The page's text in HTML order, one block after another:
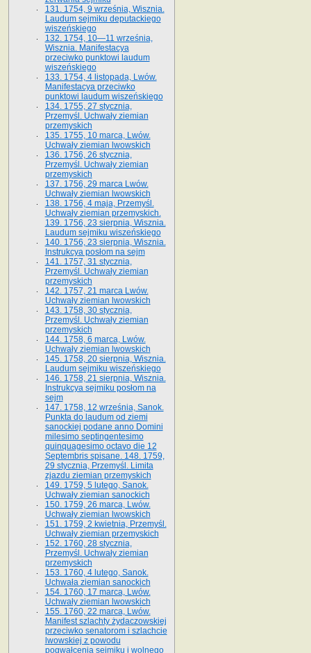
131. 1754, 9 września, Wisznia.
Laudum sejmiku deputackiego
wiszeńskiego
132. 1754, 10—11 września,
Wisznia. Manifestacya
przeciwko punktowi laudum
wiszeńskiego
133. 1754, 4 listopada, Lwów.
Manifestacya przeciwko
punktowi laudum wiszeńskiego
134. 1755, 27 stycznia,
Przemyśl. Uchwały ziemian
przemyskich
135. 1755, 10 marca, Lwów.
Uchwały ziemian lwowskich
136. 1756, 26 stycznia,
Przemyśl. Uchwały ziemian
przemyskich
137. 1756, 29 marca Lwów.
Uchwały ziemian lwowskich
138. 1756, 4 maja, Przemyśl.
Uchwały ziemian przemyskich.
139. 1756, 23 sierpnia, Wisznia.
Laudum sejmiku wiszeńskiego
140. 1756, 23 sierpnia, Wisznia.
Instrukcya posłom na sejm
141. 1757, 31 stycznia,
Przemyśl. Uchwały ziemian
przemyskich
142. 1757, 21 marca Lwów.
Uchwały ziemian lwowskich
143. 1758, 30 stycznia,
Przemyśl. Uchwały ziemian
przemyskich
144. 1758, 6 marca, Lwów.
Uchwały ziemian lwowskich
145. 1758, 20 sierpnia, Wisznia.
Laudum sejmiku wiszeńskiego
146. 1758, 21 sierpnia, Wisznia.
Instrukcya sejmiku posłom na
sejm
147. 1758, 12 września, Sanok.
Punkta do laudum od ziemi
sanockiej podane anno Domini
milesimo septingentesimo
quinquagesimo octavo die 12
Septembris spisane. 148. 1759,
29 stycznia, Przemyśl. Limita
zjazdu ziemian przemyskich
149. 1759, 5 lutego, Sanok.
Uchwały ziemian sanockich
150. 1759, 26 marca, Lwów.
Uchwały ziemian lwowskich
151. 1759, 2 kwietnia, Przemyśl.
Uchwały ziemian przemyskich
152. 1760, 28 stycznia,
Przemyśl. Uchwały ziemian
przemyskich
153. 1760, 4 lutego, Sanok.
Uchwała ziemian sanockich
154. 1760, 17 marca, Lwów.
Uchwały ziemian lwowskich
155. 1760, 22 marca, Lwów.
Manifest szlachty żydaczowskiej
przeciwko senatorom i szlachcie
lwowskiej z po­wodu
pogwałcenia sejmiku i wolnego